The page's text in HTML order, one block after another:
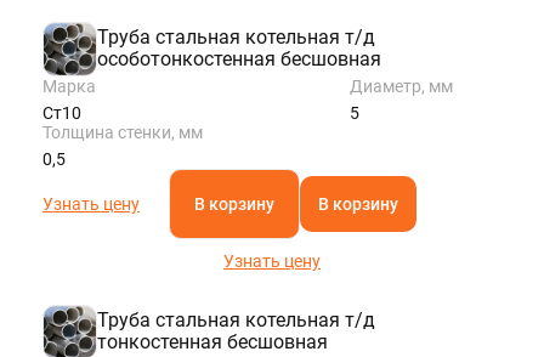
Труба стальная котельная т/д
особотонкостенная бесшовная
Марка
Ст10
Диаметр, мм
5
Толщина стенки, мм
0,5
Узнать цену В корзину В корзину
Узнать цену
Труба стальная котельная т/д
тонкостенная бесшовная